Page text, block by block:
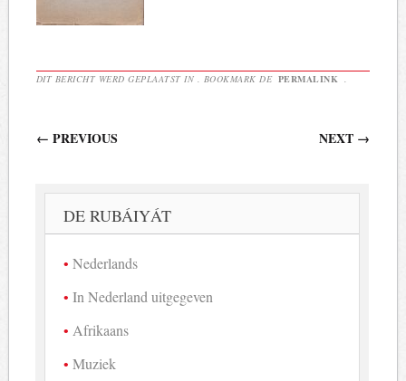
DIT BERICHT WERD GEPLAATST IN . BOOKMARK DE PERMALINK
Berichtnavigatie
← PREVIOUS NEXT →
DE RUBÁIYÁT
Nederlands
In Nederland uitgegeven
Afrikaans
Muziek